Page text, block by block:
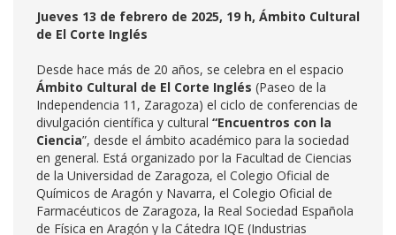
Jueves 13 de febrero de 2025, 19 h, Ámbito Cultural
de El Corte Inglés
Desde hace más de 20 años, se celebra en el espacio
Ámbito Cultural de El Corte Inglés (Paseo de la
Independencia 11, Zaragoza) el ciclo de conferencias de
divulgación científica y cultural “Encuentros con la
Ciencia”, desde el ámbito académico para la sociedad
en general. Está organizado por la Facultad de Ciencias
de la Universidad de Zaragoza, el Colegio Oficial de
Químicos de Aragón y Navarra, el Colegio Oficial de
Farmacéuticos de Zaragoza, la Real Sociedad Española
de Física en Aragón y la Cátedra IQE (Industrias